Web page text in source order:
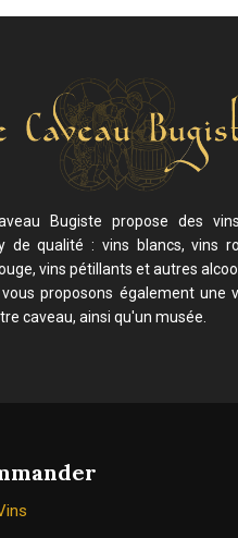
Bugiste propose des
de qualité : vins blancs, vins
vins pétillants et autres
vous proposons également une
caveau, ainsi qu'un musée.